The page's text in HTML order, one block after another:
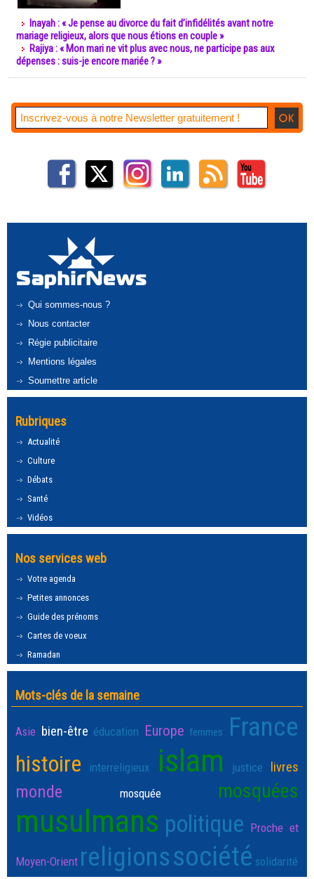
Inayah : « Je pense au divorce du fait d’infidélités avant notre
mariage religieux, alors que nous étions en couple »
Rajiya : « Mon mari ne vit plus avec nous, ne participe pas aux
dépenses : suis-je encore mariée ? »
Qui sommes-nous ?
Nous contacter
Régie publicitaire
Mentions légales
Soumettre article
Rubriques
Actualité
Culture
Débats
Santé
Vidéos
Nos services web
Votre agenda
Petites annonces
Guide des prénoms
Cartes de voeux
Ramadan
Mots-clés de la semaine
Asie bien-être éducation Europe femmes France
histoire interreligieux islam justice livres
monde mosquée mosquées
musulmans politique Proche et
Moyen-Orient religionssociété solidarité